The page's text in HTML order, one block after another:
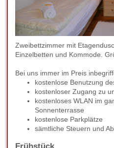
Zweibettzimmer mit
Einzelbetten und Kommode.
Bei uns immer im Preis
kostenlose Benutzung
kostenloser Zugang zu
kostenloses WLAN im
Sonnenterrasse
kostenlose Parkplätze
sämtliche Steuern und